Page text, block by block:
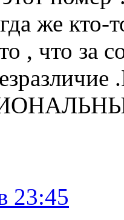
же кто-
то , что за
23:45